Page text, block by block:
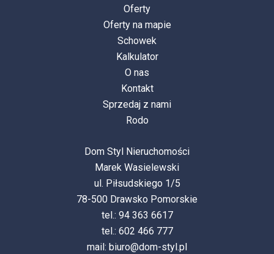
Oferty
Oferty na mapie
Schowek
Kalkulator
O nas
Kontakt
Sprzedaj z nami
Rodo
Dom Styl Nieruchomości
Marek Wasielewski
ul. Piłsudskiego 1/5
78-500 Drawsko Pomorskie
tel.: 94 363 6617
tel.: 602 466 777
mail: biuro@dom-styl.pl